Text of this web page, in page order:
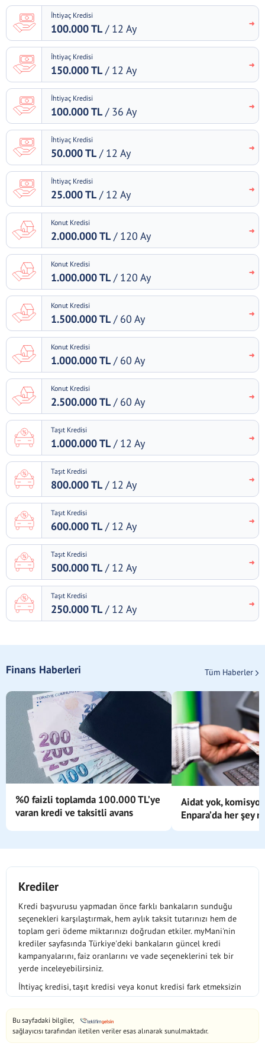
İhtiyaç Kredisi
100.000 TL / 12 Ay
İhtiyaç Kredisi
150.000 TL / 12 Ay
İhtiyaç Kredisi
100.000 TL / 36 Ay
İhtiyaç Kredisi
50.000 TL / 12 Ay
İhtiyaç Kredisi
25.000 TL / 12 Ay
Konut Kredisi
2.000.000 TL / 120 Ay
Konut Kredisi
1.000.000 TL / 120 Ay
Konut Kredisi
1.500.000 TL / 60 Ay
Konut Kredisi
1.000.000 TL / 60 Ay
Konut Kredisi
2.500.000 TL / 60 Ay
Taşıt Kredisi
1.000.000 TL / 12 Ay
Taşıt Kredisi
800.000 TL / 12 Ay
Taşıt Kredisi
600.000 TL / 12 Ay
Taşıt Kredisi
500.000 TL / 12 Ay
Taşıt Kredisi
250.000 TL / 12 Ay
Finans Haberleri Tüm Haberler
%0 faizli toplamda 100.000 TL’ye
varan kredi ve taksitli avans
Aidat yok,
Enpara’da her şey
Krediler
Kredi başvurusu yapmadan önce farklı bankaların sunduğu
seçenekleri karşılaştırmak, hem aylık taksit tutarınızı hem de
toplam geri ödeme miktarınızı doğrudan etkiler. myMani'nin
krediler sayfasında Türkiye'deki bankaların güncel kredi
kampanyalarını, faiz oranlarını ve vade seçeneklerini tek bir
yerde inceleyebilirsiniz.
İhtiyaç kredisi, taşıt kredisi veya konut kredisi fark etmeksizin
her kredi türü için bankaların öne çıkan tekliflerini bu sayfada
bulabilirsiniz. Bazı bankalar belirli dönemlerde faizsiz veya
düşük faizli kampanyalar düzenlerken, bazıları uzun vade
seçenekleri veya ertelemeli ödeme imkanları sunmaktadır. Bu
Bu sayfadaki bilgiler,
sağlayıcısı tarafından iletilen veriler esas alınarak sunulmaktadır.